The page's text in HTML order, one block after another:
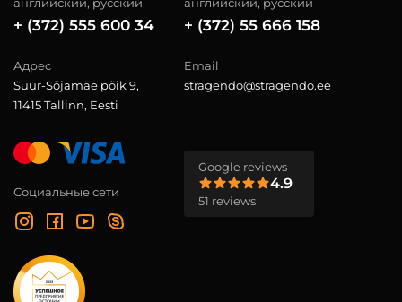
английский, русский
+ (372) 555 600 34
английский, русский
+ (372) 55 666 158
Адрес
Suur-Sõjamäe põik 9,
11415 Tallinn, Eesti
Email
stragendo@stragendo.ee
Социальные сети
Google reviews
4.9
51 reviews